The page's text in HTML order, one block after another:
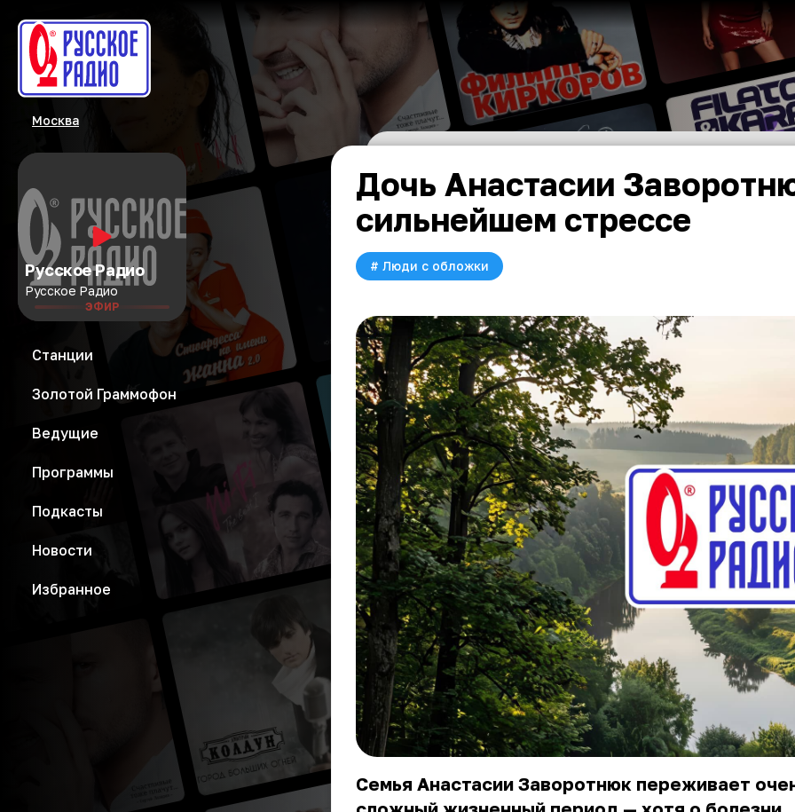
Москва
Русское Радио
Русское Радио
ЭФИР
Станции
Золотой Граммофон
Ведущие
Программы
Подкасты
Новости
Избранное
Дочь Анастасии
сильнейшем стрессе
# Люди с обложки
Семья Анастасии Заворотнюк переживает